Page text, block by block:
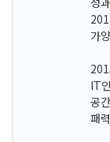
가
IT
공
패